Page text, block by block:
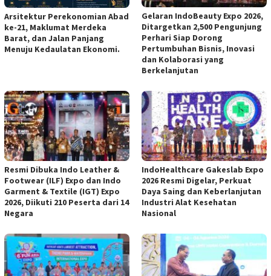
Arsitektur Perekonomian Abad
ke-21, Maklumat Merdeka
Barat, dan Jalan Panjang
Menuju Kedaulatan Ekonomi.
Gelaran IndoBeauty Expo 2026,
Ditargetkan 2,500 Pengunjung
Perhari Siap Dorong
Pertumbuhan Bisnis, Inovasi
dan Kolaborasi yang
Berkelanjutan
Resmi Dibuka Indo Leather &
Footwear (ILF) Expo dan Indo
Garment & Textile (IGT) Expo
2026, Diikuti 210 Peserta dari 14
Negara
IndoHealthcare Gakeslab Expo
2026 Resmi Digelar, Perkuat
Daya Saing dan Keberlanjutan
Industri Alat Kesehatan
Nasional